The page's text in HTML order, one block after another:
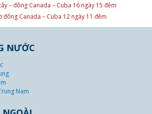
– đông Canada – Cuba 16 ngày 15 đêm
đông Canada – Cuba 12 ngày 11 đêm
NƯỚC
Nam